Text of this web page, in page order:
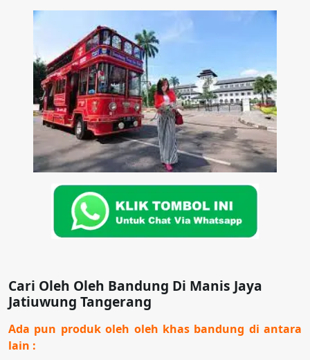
Cari Oleh Oleh Bandung Di Manis Jaya
Jatiuwung Tangerang
Ada pun produk oleh oleh khas bandung di antara
lain :